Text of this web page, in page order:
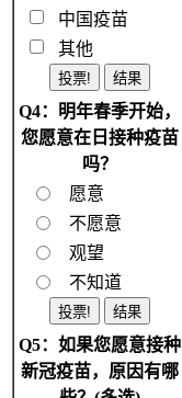
中国疫苗
其他
Q4：明年春季开始，
您愿意在日接种疫苗
吗？
愿意
不愿意
观望
不知道
Q5：如果您愿意接种
新冠疫苗，原因有哪